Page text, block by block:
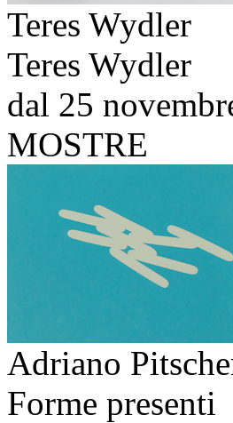
Teres Wydler
Teres Wydler
dal 25
MOSTRE
Adriano
Forme presenti